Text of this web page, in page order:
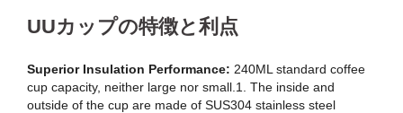
UUカップの特徴と利点
Superior Insulation Performance: 240ML standard coffee
cup capacity, neither large nor small.1. The inside and
outside of the cup are made of SUS304 stainless steel